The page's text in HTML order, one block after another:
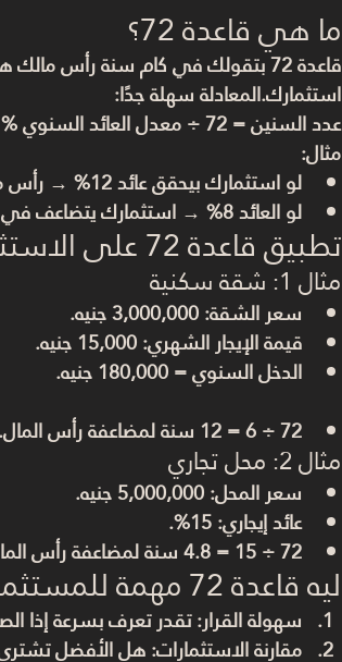
ما هي قاعدة 72؟
قاعدة 72
بتقولك في كام سنة رأس مالك
استثمارك.المعادلة سهلة جدًا:
عدد السنين = 72 ÷ معدل العائد السنوي %
مثال:
لو استثمارك بيحقق عائد 12% → رأس مالك يتضاعف في 6 سنوات.
لو العائد 8% → استثمارك يتضاعف في 9 سنوات تقريبًا.
تطبيق قاعدة 72 على الاستثمار العقاري في مصر
مثال 1: شقة سكنية
سعر الشقة: 3,000,000 جنيه.
قيمة الإيجار الشهري: 15,000 جنيه.
الدخل السنوي = 180,000 جنيه.
72 ÷ 6 =
12 سنة لمضاعفة رأس المال .
مثال 2: محل تجاري
سعر المحل: 5,000,000 جنيه.
عائد إيجاري: 15%.
72 ÷ 15 =
4.8 سنة لمضاعفة رأس المال
ليه قاعدة 72 مهمة للمستثمر العقاري؟
سهولة القرار: تقدر تعرف بسرعة إذا
مقارنة الاستثمارات: هل الأفضل تشتري شقة سكنية